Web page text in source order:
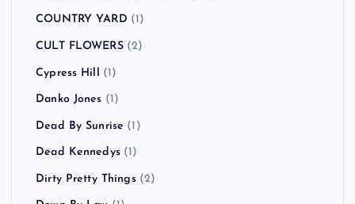
COUNTRY YARD (1)
CULT FLOWERS(2)
Cypress Hill (1)
Danko Jones (1)
Dead By Sunrise (1)
Dead Kennedys(1)
Dirty Pretty Things(2)